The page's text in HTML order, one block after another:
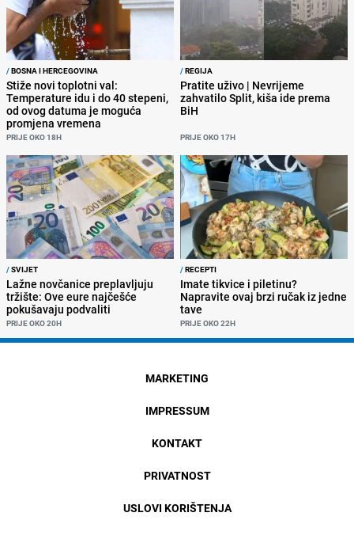
/BOSNA I HERCEGOVINA
Stiže novi toplotni val:
Temperature idu i do 40 stepeni,
od ovog datuma je moguća
promjena vremena
PRIJE OKO 18H
/REGIJA
Pratite uživo | Nevrijeme
zahvatilo Split, kiša ide prema
BiH
PRIJE OKO 17H
/SVIJET
Lažne novčanice preplavljuju
tržište: Ove eure najčešće
pokušavaju podvaliti
PRIJE OKO 20H
/RECEPTI
Imate tikvice i piletinu?
Napravite ovaj brzi ručak iz jedne
tave
PRIJE OKO 22H
MARKETING
IMPRESSUM
KONTAKT
PRIVATNOST
USLOVI KORIŠTENJA